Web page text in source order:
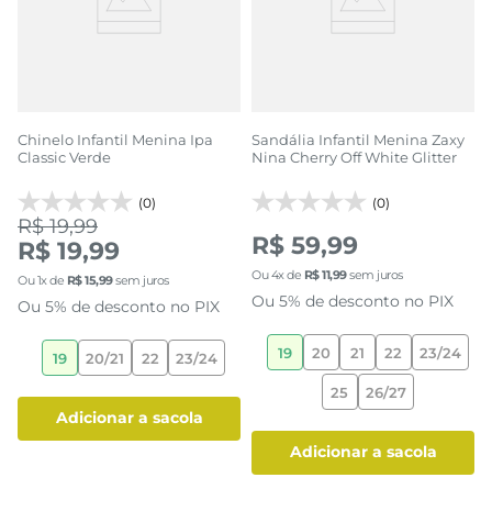
Chinelo Infantil Menina Ipa
Classic Verde
(0)
R$ 19,99
R$ 19,99
Ou1x de R$15,99sem juros
Ou 5% de desconto no PIX
19 20/21 22 23/24
adicionar a sacola
Sandália Infantil Menina Zaxy
Nina Cherry Off White Glitter
(0)
R$ 59,99
Ou4x de R$11,99sem juros
Ou 5% de desconto no PIX
19 20 21 22 23/24
25 26/27
adicionar a sacola